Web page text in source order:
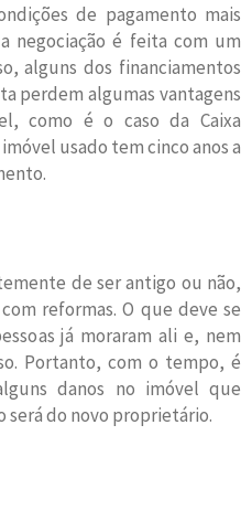
de pagamento mais
negociação é feita com um
alguns dos financiamentos
perdem algumas vantagens
como é o caso da Caixa
usado tem cinco anos a
de ser antigo ou não,
reformas. O que deve se
já moraram ali e, nem
Portanto, com o tempo, é
danos no imóvel que
será do novo proprietário.